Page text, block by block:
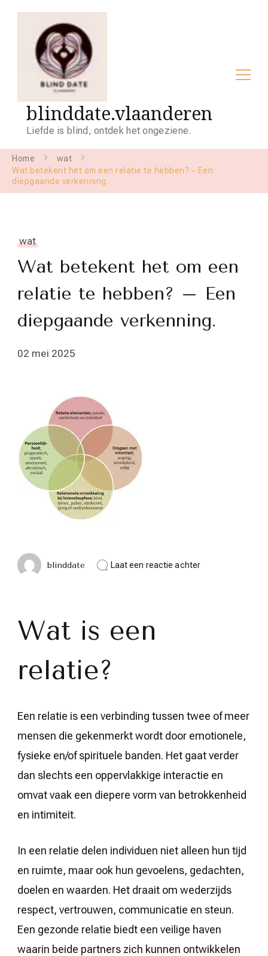
blinddate.vlaanderen
Liefde is blind, ontdek het ongeziene.
Home
wat
Wat betekent het om een relatie te hebben? – Een
diepgaande verkenning.
wat
Wat betekent het om een
relatie te hebben? – Een
diepgaande verkenning.
02 mei 2025
blinddate Laat een reactie achterop
Wat is een
relatie?
Een relatie is een verbinding tussen twee of meer
mensen die gekenmerkt wordt door emotionele,
fysieke en/of spirituele banden. Het gaat verder
dan slechts een oppervlakkige interactie en
omvat vaak een diepere vorm van betrokkenheid
en intimiteit.
In een relatie delen individuen niet alleen hun tijd
en ruimte, maar ook hun gevoelens, gedachten,
doelen en waarden. Het draait om wederzijds
respect, vertrouwen, communicatie en steun.
Een gezonde relatie biedt een veilige haven
waarin beide partners zich kunnen ontwikkelen